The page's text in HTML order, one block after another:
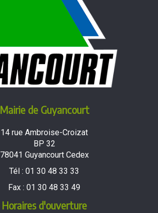
Mairie de Guyancourt
14 rue Ambroise-Croizat
BP 32
78041 Guyancourt Cedex
Tél : 01 30 48 33 33
Fax : 01 30 48 33 49
Horaires d'ouverture